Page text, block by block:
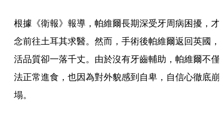
根據《衛報》報導，帕維爾長期深受牙周病困擾，才
念前往土耳其求醫。然而，手術後帕維爾返回英國，
活品質卻一落千丈。由於沒有牙齒輔助，帕維爾不僅
法正常進食，也因為對外貌感到自卑，自信心徹底崩
塌。